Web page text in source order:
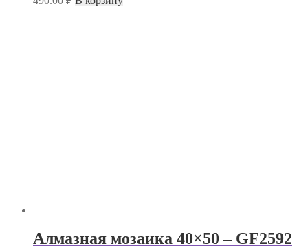
Алмазная мозаика 40×50 – GF2592